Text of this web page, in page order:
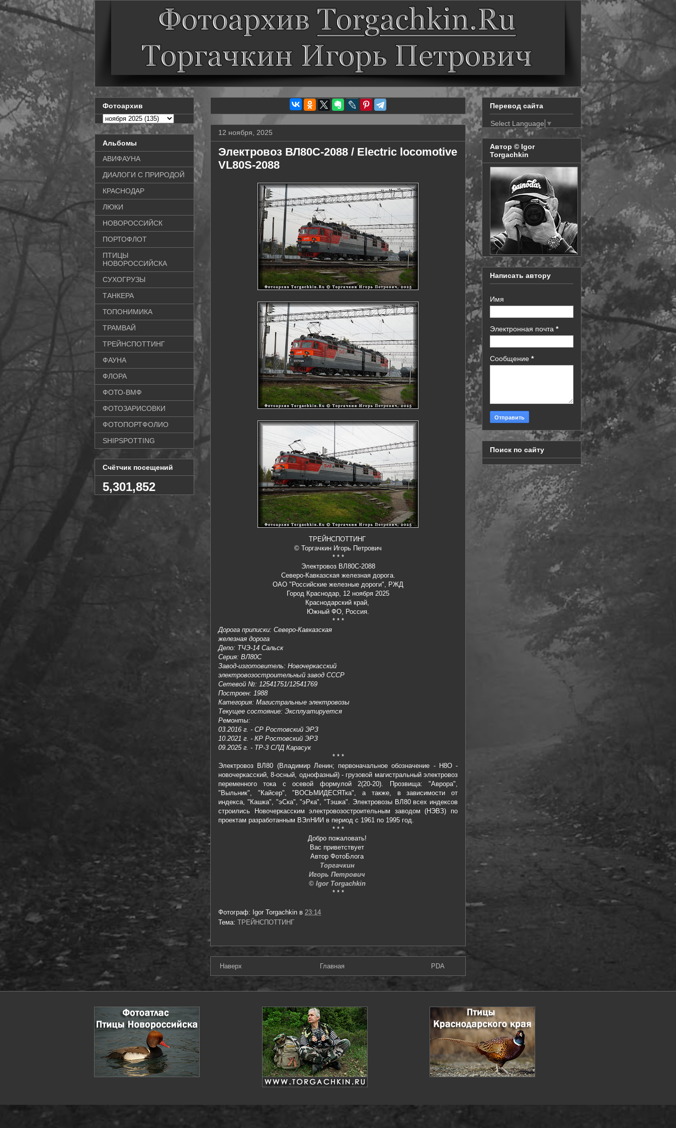
12 ноября, 2025
Электровоз ВЛ80С-2088 / Electric locomotive
VL80S-2088
ТРЕЙНСПОТТИНГ
© Торгачкин Игорь Петрович
* * *
Электровоз ВЛ80С-2088
Северо-Кавказская железная дорога.
ОАО "Российские железные дороги", РЖД
Город Краснодар, 12 ноября 2025
Краснодарский край,
Южный ФО, Россия.
* * *
Дорога приписки: Северо-Кавказская
железная дорога
Депо: ТЧЭ-14 Сальск
Серия: ВЛ80С
Завод-изготовитель: Новочеркасский
электровозостроительный завод СССР
Сетевой №: 12541751/12541769
Построен: 1988
Категория: Магистральные электровозы
Текущее состояние: Эксплуатируется
Ремонты:
03.2016 г. - СР Ростовский ЭРЗ
10.2021 г. - КР Ростовский ЭРЗ
09.2025 г. - ТР-3 СЛД Карасук
* * *
Электровоз ВЛ80 (Владимир Ленин; первоначальное обозначение - Н8О -
новочеркасский, 8-осный, однофазный) - грузовой магистральный электровоз
переменного тока с осевой формулой 2(20-20). Прозвища: "Аврора",
"Выльник", "Кайсер", "ВОСЬМИДЕСЯТка", а также, в зависимости от
индекса, "Кашка", "эСка", "эРка", "Тэшка". Электровозы ВЛ80 всех индексов
строились Новочеркасским электровозостроительным заводом (НЭВЗ) по
проектам разработанным ВЭлНИИ в период с 1961 по 1995 год.
* * *
Добро пожаловать!
Вас приветствует
Автор ФотоБлога
Торгачкин
Игорь Петрович
© Igor Torgachkin
* * *
Фотограф: Igor Torgachkin в 23:14
Тема: ТРЕЙНСПОТТИНГ
Наверх Главная PDA
Фотоархив
Альбомы
АВИФАУНА
ДИАЛОГИ С ПРИРОДОЙ
КРАСНОДАР
ЛЮКИ
НОВОРОССИЙСК
ПОРТОФЛОТ
ПТИЦЫ
НОВОРОССИЙСКА
СУХОГРУЗЫ
ТАНКЕРА
ТОПОНИМИКА
ТРАМВАЙ
ТРЕЙНСПОТТИНГ
ФАУНА
ФЛОРА
ФОТО-ВМФ
ФОТОЗАРИСОВКИ
ФОТОПОРТФОЛИО
SHIPSPOTTING
Счётчик посещений
5,301,852
Перевод сайта
Select Language ▼
Автор © Igor
Torgachkin
Написать автору
Имя
Электронная почта *
Сообщение *
Поиск по сайту